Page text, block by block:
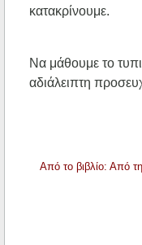
κατακρίνουμε.
Να μάθουμε το
αδιάλειπτη
Από το βιβλίο: Από